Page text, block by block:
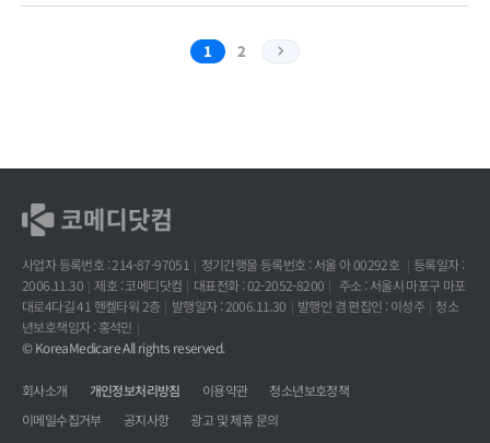
1 2
사업자 등록번호 : 214-87-97051 정기간행물 등록번호 : 서울 아 00292호
등록일자 :
2006.11.30
제호 : 코메디닷컴 대표전화 : 02-2052-8200
주소 : 서울시 마포구 마포
대로4다길 41 헨켈타워 2층
발행일자 : 2006.11.30 발행인 겸 편집인 : 이성주
청소
년보호책임자 : 홍석민
© KoreaMedicare All rights reserved.
회사소개 개인정보처리방침 이용약관
청소년보호정책
이메일수집거부
공지사항 광고 및 제휴 문의